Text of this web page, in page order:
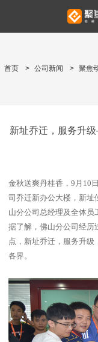
首页 > 公司新闻 > 聚焦
新址乔迁，服务升
金秋送爽丹桂香，9月10
司乔迁新办公大楼，新址
山分公司总经理及全体员
据了解，佛山分公司经历
点，新址乔迁，服务升级
各界。